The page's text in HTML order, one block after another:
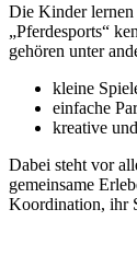
Die Kinder lernen
„Pferdesports“
gehören unter
kleine
einfache
kreative
Dabei steht vor
gemeinsame
Koordination, ihr